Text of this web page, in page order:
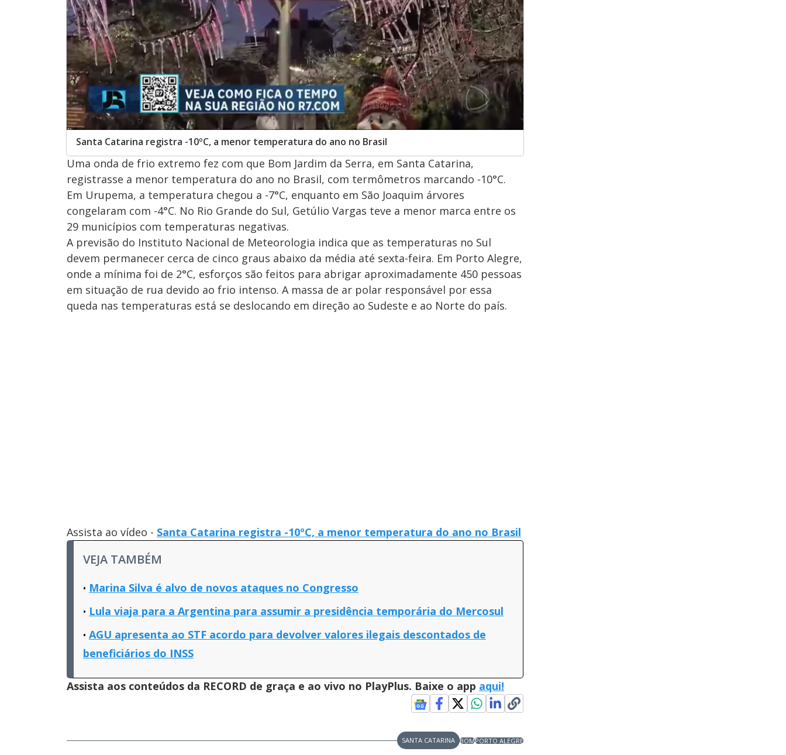
Santa Catarina registra -10ºC, a menor temperatura do ano no Brasil
Uma onda de frio extremo fez com que Bom Jardim da Serra, em Santa Catarina,
registrasse a menor temperatura do ano no Brasil, com termômetros marcando -10°C.
Em Urupema, a temperatura chegou a -7°C, enquanto em São Joaquim árvores
congelaram com -4°C. No Rio Grande do Sul, Getúlio Vargas teve a menor marca entre os
29 municípios com temperaturas negativas.
A previsão do Instituto Nacional de Meteorologia indica que as temperaturas no Sul
devem permanecer cerca de cinco graus abaixo da média até sexta-feira. Em Porto Alegre,
onde a mínima foi de 2°C, esforços são feitos para abrigar aproximadamente 450 pessoas
em situação de rua devido ao frio intenso. A massa de ar polar responsável por essa
queda nas temperaturas está se deslocando em direção ao Sudeste e ao Norte do país.
Assista ao vídeo - Santa Catarina registra -10ºC, a menor temperatura do ano no Brasil
VEJA TAMBÉM
Marina Silva é alvo de novos ataques no Congresso
Lula viaja para a Argentina para assumir a presidência temporária do Mercosul
AGU apresenta ao STF acordo para devolver valores ilegais descontados de
beneficiários do INSS
Assista aos conteúdos da RECORD de graça e ao vivo no PlayPlus. Baixe o app aqui!
SANTA CATARINA BOMPORTO ALEGRE